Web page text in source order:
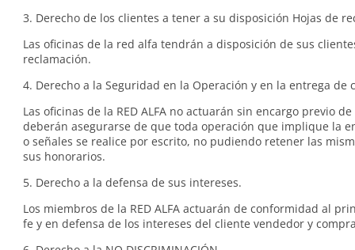
3. Derecho de los clientes a tener a su disposición Hojas de
Las oficinas de la red alfa tendrán a disposición de sus
reclamación.
4. Derecho a la Seguridad en la Operación y en la entrega de
Las oficinas de la RED ALFA no actuarán sin encargo previo
deberán asegurarse de que toda operación que implique la
o señales se realice por escrito, no pudiendo retener las
sus honorarios.
5. Derecho a la defensa de sus intereses.
Los miembros de la RED ALFA actuarán de conformidad al
fe y en defensa de los intereses del cliente vendedor y